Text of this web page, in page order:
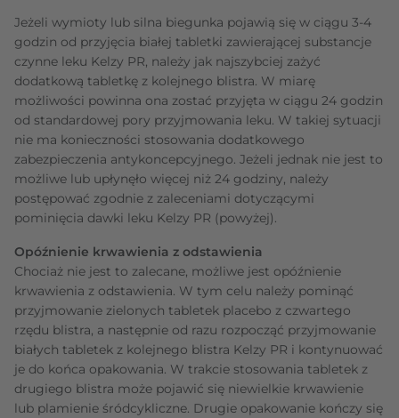
Jeżeli wymioty lub silna biegunka pojawią się w ciągu 3-4
godzin od przyjęcia białej tabletki zawierającej substancje
czynne leku Kelzy PR, należy jak najszybciej zażyć
dodatkową tabletkę z kolejnego blistra. W miarę
możliwości powinna ona zostać przyjęta w ciągu 24 godzin
od standardowej pory przyjmowania leku. W takiej sytuacji
nie ma konieczności stosowania dodatkowego
zabezpieczenia antykoncepcyjnego. Jeżeli jednak nie jest to
możliwe lub upłynęło więcej niż 24 godziny, należy
postępować zgodnie z zaleceniami dotyczącymi
pominięcia dawki leku Kelzy PR (powyżej).
Opóźnienie krwawienia z odstawienia
Chociaż nie jest to zalecane, możliwe jest opóźnienie
krwawienia z odstawienia. W tym celu należy pominąć
przyjmowanie zielonych tabletek placebo z czwartego
rzędu blistra, a następnie od razu rozpocząć przyjmowanie
białych tabletek z kolejnego blistra Kelzy PR i kontynuować
je do końca opakowania. W trakcie stosowania tabletek z
drugiego blistra może pojawić się niewielkie krwawienie
lub plamienie śródcykliczne. Drugie opakowanie kończy się